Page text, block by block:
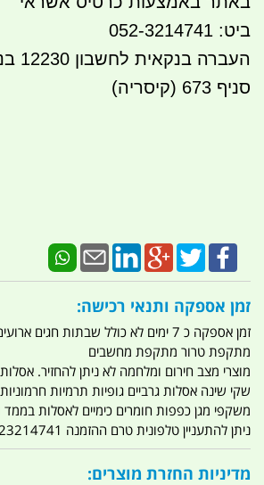
ביט: 052-3214741
סניף 673 (קיסריה)
זמן אספקה ותנאי רכישה:
זמן אספקה כ 7 ימים לא כולל שבתות
מתקפת טרור מתקפת מחשבים
מוצרי מצב חירום ומלחמה לא ניתן להחזיר.
שקי שינה אסלות גרביים גופיות תרמיות
משקפי מגן כפפות חומרים כימיים לאסלות בממד
ניתן להתעניין טלפונית טרם ההזמנה 0523214741
מדיניות החזרת מוצרים: